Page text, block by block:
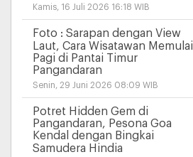
Kamis, 16 Juli 2026 16:18 WIB
Foto : Sarapan dengan View
Laut, Cara Wisatawan Memulai
Pagi di Pantai Timur
Pangandaran
Senin, 29 Juni 2026 08:09 WIB
Potret Hidden Gem di
Pangandaran, Pesona Goa
Kendal dengan Bingkai
Samudera Hindia